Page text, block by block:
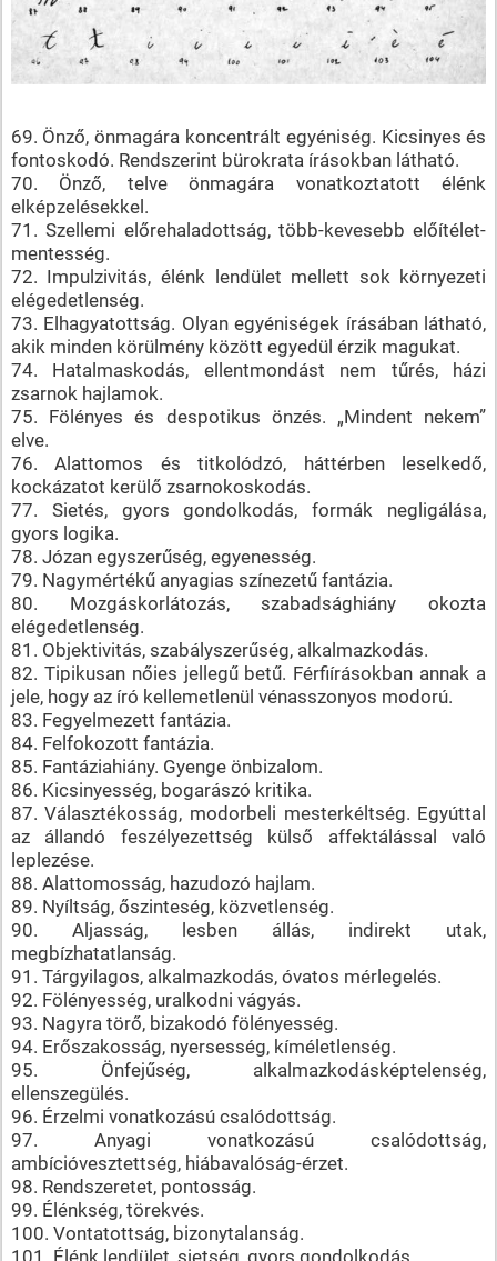
69. Önző, önmagára koncentrált egyéniség. Kicsinyes és
fontoskodó. Rendszerint bürokrata írásokban látható.
70. Önző, telve önmagára vonatkoztatott élénk
elképzelésekkel.
71. Szellemi előrehaladottság, több-kevesebb előítélet-
mentesség.
72. Impulzivitás, élénk lendület mellett sok környezeti
elégedetlenség.
73. Elhagyatottság. Olyan egyéniségek írásában látható,
akik minden körülmény között egyedül érzik magukat.
74. Hatalmaskodás, ellentmondást nem tűrés, házi
zsarnok hajlamok.
75. Fölényes és despotikus önzés. „Mindent nekem”
elve.
76. Alattomos és titkolódzó, háttérben leselkedő,
kockázatot kerülő zsarnokoskodás.
77. Sietés, gyors gondolkodás, formák negligálása,
gyors logika.
78. Józan egyszerűség, egyenesség.
79. Nagymértékű anyagias színezetű fantázia.
80. Mozgáskorlátozás, szabadsághiány okozta
elégedetlenség.
81. Objektivitás, szabályszerűség, alkalmazkodás.
82. Tipikusan nőies jellegű betű. Férfiírásokban annak a
jele, hogy az író kellemetlenül vénasszonyos modorú.
83. Fegyelmezett fantázia.
84. Felfokozott fantázia.
85. Fantáziahiány. Gyenge önbizalom.
86. Kicsinyesség, bogarászó kritika.
87. Választékosság, modorbeli mesterkéltség. Egyúttal
az állandó feszélyezettség külső affektálással való
leplezése.
88. Alattomosság, hazudozó hajlam.
89. Nyíltság, őszinteség, közvetlenség.
90. Aljasság, lesben állás, indirekt utak,
megbízhatatlanság.
91. Tárgyilagos, alkalmazkodás, óvatos mérlegelés.
92. Fölényesség, uralkodni vágyás.
93. Nagyra törő, bizakodó fölényesség.
94. Erőszakosság, nyersesség, kíméletlenség.
95. Önfejűség, alkalmazkodásképtelenség,
ellenszegülés.
96. Érzelmi vonatkozású csalódottság.
97. Anyagi vonatkozású csalódottság,
ambícióvesztettség, hiábavalóság-érzet.
98. Rendszeretet, pontosság.
99. Élénkség, törekvés.
100. Vontatottság, bizonytalanság.